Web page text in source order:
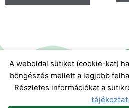
A weboldal sütiket (cookie-kat)
böngészés mellett a legjobb
Részletes információkat a